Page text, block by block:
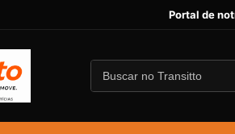
Portal de